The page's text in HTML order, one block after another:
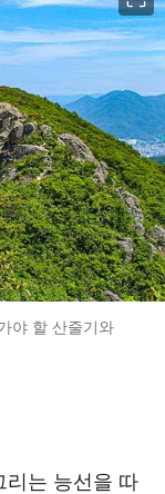
야 할 산줄기와
리는 능선을 따